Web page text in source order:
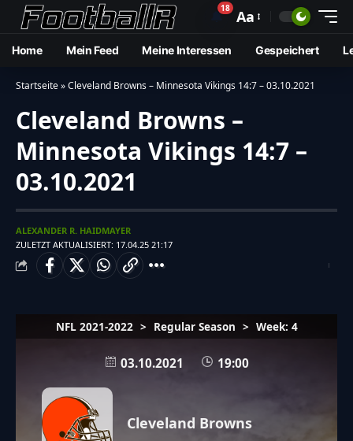
🔔18 Aa
Home Mein Feed Meine Interessen Gespeichert
Startseite»Cleveland Browns – Minnesota Vikings 14:7 – 03.10.2021
Cleveland Browns –
Minnesota Vikings 14:7 –
03.10.2021
ZULETZT AKTUALISIERT: 17.04.25 21:17
ALEXANDER R. HAIDMAYER
NFL 2021-2022 > Regular Season > Week: 4
03.10.2021 19:00
Cleveland Browns